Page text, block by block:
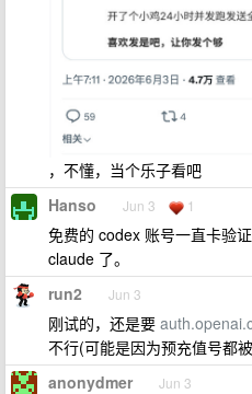
，不懂，当个乐子看吧
Hanso Jun 3 1
免费的 codex 账号一直卡验
claude 了。
run2 Jun 3
刚试的，还是要
不行(可能是因为预充值号都
anonydmer Jun 3